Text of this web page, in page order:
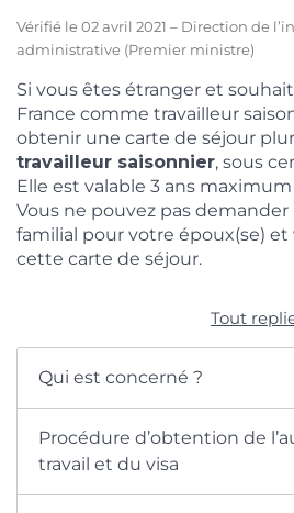
Vérifié le 02 avril 2021 – Direction de
administrative (Premier ministre)
Si vous êtes étranger et
France comme travailleur
obtenir une carte de séjour
travailleur saisonnier, sous
Elle est valable 3 ans
Vous ne pouvez pas
familial pour votre époux(se) et
cette carte de séjour.
Tout
Qui est concerné ?
Procédure d’obtention de
travail et du visa